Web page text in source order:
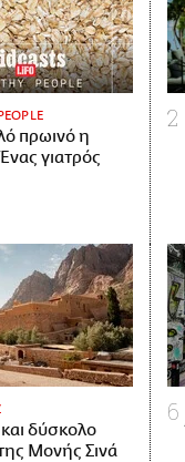
πρωινό η
γιατρός
δύσκολο
Μονής Σινά